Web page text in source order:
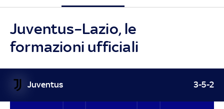
Juventus–Lazio, le
formazioni ufficiali
Juventus 3-5-2